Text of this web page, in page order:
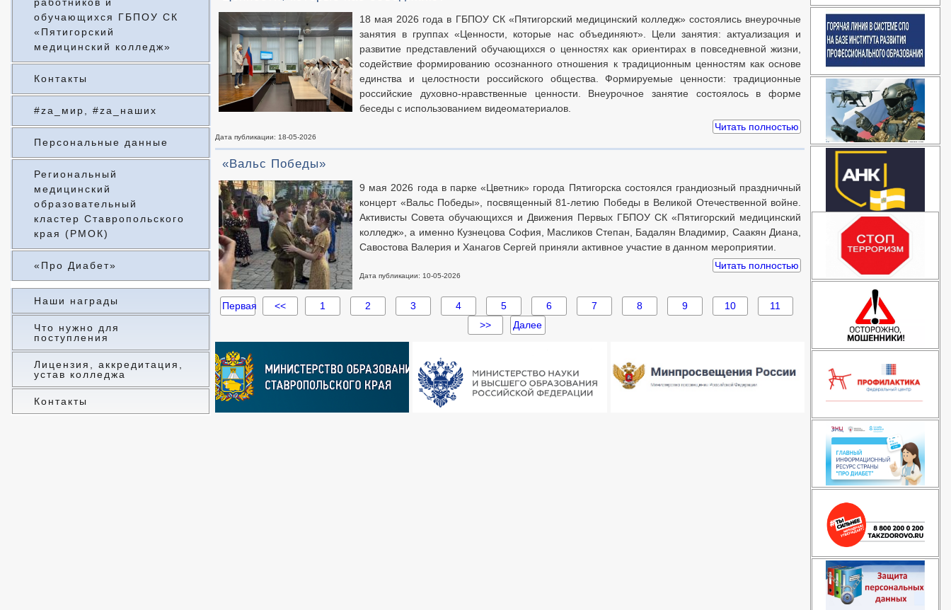
обучающихся ГБПОУ СК
«Пятигорский
медицинский колледж»
Контакты
#za_мир, #za_наших
Персональные данные
Региональный
медицинский
образовательный
кластер Ставропольского
края (РМОК)
«Про Диабет»
Наши награды
Что нужно для
поступления
Лицензия, аккредитация,
устав колледжа
Контакты
18 мая 2026 года в ГБПОУ СК «Пятигорский медицинский колледж» состоялись внеурочные
занятия в группах «Ценности, которые нас объединяют». Цели занятия: актуализация и
развитие представлений обучающихся о ценностях как ориентирах в повседневной жизни,
содействие формированию осознанного отношения к традиционным ценностям как основе
единства и целостности российского общества. Формируемые ценности: традиционные
российские духовно-нравственные ценности. Внеурочное занятие состоялось в форме
беседы с использованием видеоматериалов.
Дата публикации: 18-05-2026
Читать полностью
«Вальс Победы»
9 мая 2026 года в парке «Цветник» города Пятигорска состоялся грандиозный праздничный
концерт «Вальс Победы», посвященный 81-летию Победы в Великой Отечественной войне.
Активисты Совета обучающихся и Движения Первых ГБПОУ СК «Пятигорский медицинский
колледж», а именно Кузнецова София, Масликов Степан, Бадалян Владимир, Саакян Диана,
Савостова Валерия и Ханагов Сергей приняли активное участие в данном мероприятии.
Дата публикации: 10-05-2026
Читать полностью
Первая << 1 2 3 4 5 6 7 8 9 10
11
>>
Далее